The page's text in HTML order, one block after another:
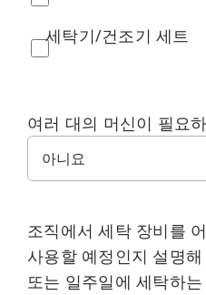
세탁기/건조기 세트
여러 대의 머신이 필요
조직에서 세탁 장비를
사용할 예정인지 설명
또는 일주일에 세탁하